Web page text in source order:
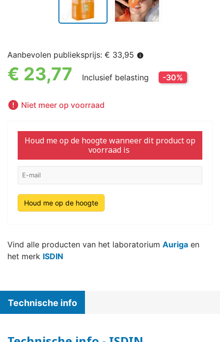
Aanbevolen publieksprijs: € 33,95 info
€ 23,77 Inclusief belasting -30%
 Niet meer op voorraad
Houd me op de hoogte wanneer dit product op
voorraad is
Houd me op de hoogte
Vind alle producten van het laboratorium Auriga en
het merk ISDIN
Technische info